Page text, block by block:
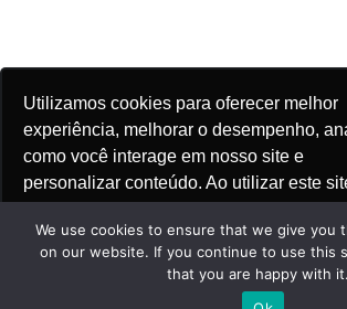
Utilizamos cookies para oferecer melhor
experiência, melhorar o desempenho,
como você interage em nosso site e
personalizar conteúdo. Ao utilizar este
Ok, entendi!
We use cookies to ensure that we give you
on our website. If you continue to use this
that you are happy with it.